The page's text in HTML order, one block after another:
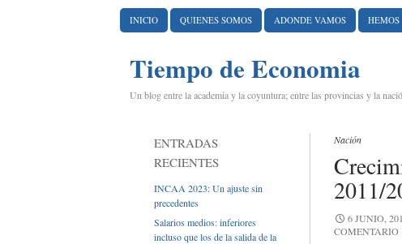
IR AL CONTENIDO
INICIO
QUIENES SOMOS ADONDE VAMOS
Tiempo de Economia
Un blog entre la academia y la coyuntura; entre las provincias y la
Nación
2011/
6 JUNIO,
COMENTARIO
ENTRADAS
RECIENTES
INCAA 2023: Un ajuste sin
precedentes
Salarios medios: inferiores
incluso que los de la salida de la